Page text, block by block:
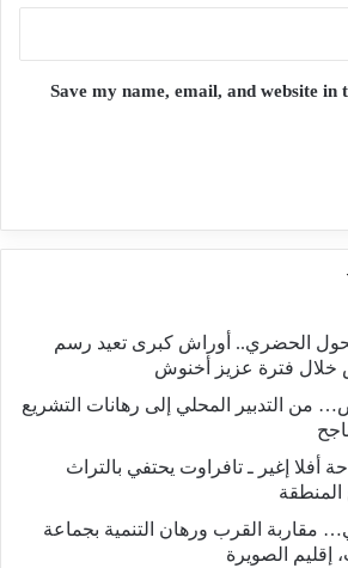
Save my name, email, and website
الحضري.. أوراش كبرى تعيد رسم
فترة عزيز أخنوش
من التدبير المحلي إلى رهانات التشريع
أفلا إغير ـ تافراوت يحتفي بالتراث
المنطقة
مقاربة القرب ورهان التنمية بجماعة
إقليم الصويرة